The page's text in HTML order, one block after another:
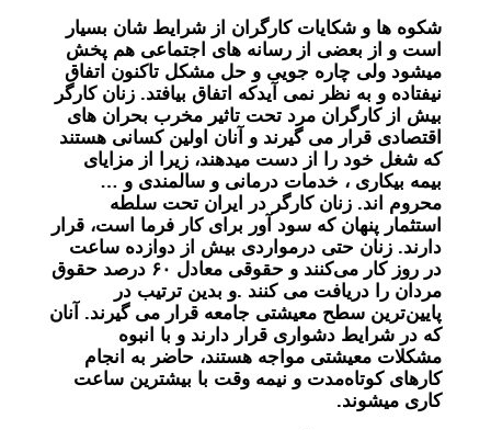
شکوه ها و شکایات کارگران از شرایط شان بسیار
است و از بعضی از رسانه های اجتماعی هم پخش
میشود ولی چاره جویی و حل مشکل تاکنون اتفاق
نیفتاده و به نظر نمی آیدکه اتفاق بیافتد. زنان کارگر
بیش از کارگران مرد تحت تاثیر مخرب بحران های
اقتصادی قرار می گیرند و آنان اولین کسانی هستند
که شغل خود را از دست میدهند، زیرا از مزایای
بیمه بیکاری ، خدمات درمانی و سالمندی و …
محروم اند. زنان کارگر در ایران تحت سلطه
استثمار پنهان که سود آور برای کار فرما است، قرار
دارند. زنان حتی درمواردی بیش از دوازده ساعت
در روز کار می‌کنند و حقوقی معادل ۶۰ درصد حقوق
مردان را دریافت می کنند .و بدین ترتیب در
پایین‌ترین سطح معیشتی جامعه قرار می گیرند. آنان
که در شرایط دشواری قرار دارند و با انبوه
مشکلات معیشتی مواجه هستند، حاضر به انجام
کار‌های کوتاه‌مدت و نیمه وقت با بیشترین ساعت
کاری میشوند.